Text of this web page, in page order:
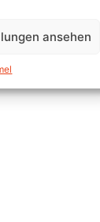
ansehen
die